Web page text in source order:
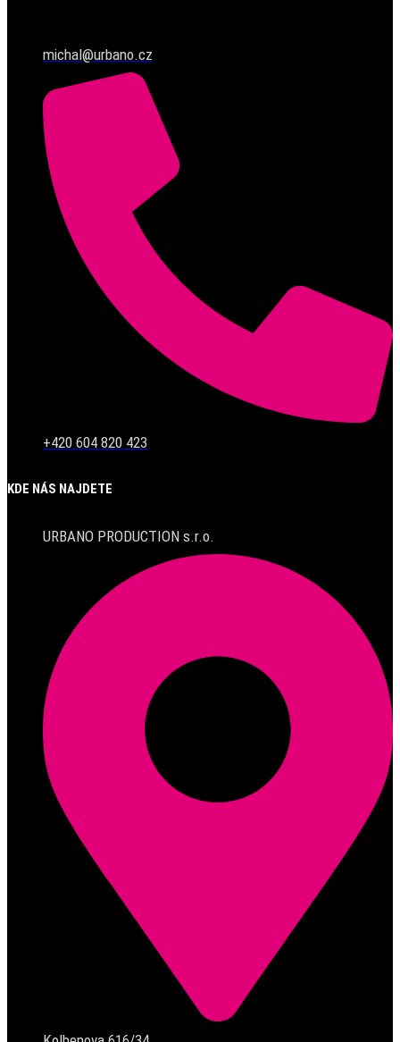
michal@urbano.cz
+420 604 820 423
KDE NÁS NAJDETE
URBANO PRODUCTION s.r.o.